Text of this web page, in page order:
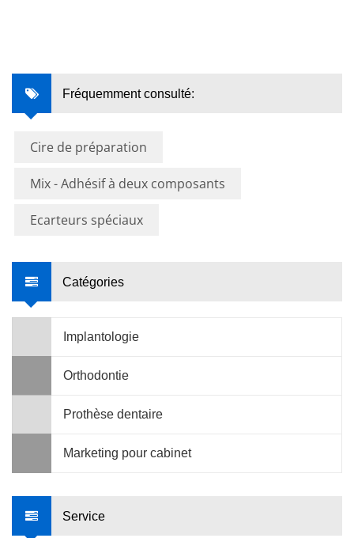
Fréquemment consulté:
Cire de préparation
Mix - Adhésif à deux composants
Ecarteurs spéciaux
Catégories
Implantologie
Orthodontie
Prothèse dentaire
Marketing pour cabinet
Service